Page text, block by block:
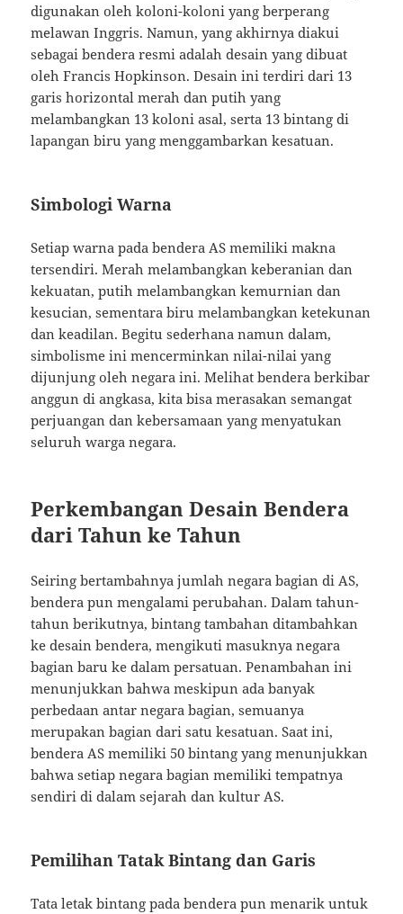
digunakan oleh koloni-koloni yang berperang
melawan Inggris. Namun, yang akhirnya diakui
sebagai bendera resmi adalah desain yang dibuat
oleh Francis Hopkinson. Desain ini terdiri dari 13
garis horizontal merah dan putih yang
melambangkan 13 koloni asal, serta 13 bintang di
lapangan biru yang menggambarkan kesatuan.
Simbologi Warna
Setiap warna pada bendera AS memiliki makna
tersendiri. Merah melambangkan keberanian dan
kekuatan, putih melambangkan kemurnian dan
kesucian, sementara biru melambangkan ketekunan
dan keadilan. Begitu sederhana namun dalam,
simbolisme ini mencerminkan nilai-nilai yang
dijunjung oleh negara ini. Melihat bendera berkibar
anggun di angkasa, kita bisa merasakan semangat
perjuangan dan kebersamaan yang menyatukan
seluruh warga negara.
Perkembangan Desain Bendera
dari Tahun ke Tahun
Seiring bertambahnya jumlah negara bagian di AS,
bendera pun mengalami perubahan. Dalam tahun-
tahun berikutnya, bintang tambahan ditambahkan
ke desain bendera, mengikuti masuknya negara
bagian baru ke dalam persatuan. Penambahan ini
menunjukkan bahwa meskipun ada banyak
perbedaan antar negara bagian, semuanya
merupakan bagian dari satu kesatuan. Saat ini,
bendera AS memiliki 50 bintang yang menunjukkan
bahwa setiap negara bagian memiliki tempatnya
sendiri di dalam sejarah dan kultur AS.
Pemilihan Tatak Bintang dan Garis
Tata letak bintang pada bendera pun menarik untuk